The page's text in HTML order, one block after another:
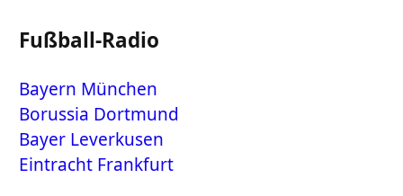
Fußball-Radio
Bayern München
Borussia Dortmund
Bayer Leverkusen
Eintracht Frankfurt